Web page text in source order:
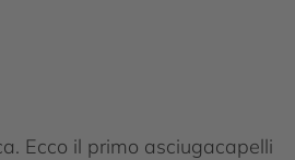
Ecco il primo asciugacapelli